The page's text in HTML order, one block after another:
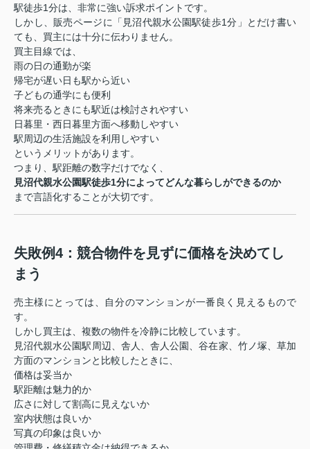
駅徒歩1分は、非常に強い訴求ポイントです。
しかし、販売ページに「見沼代親水公園駅徒歩1分」とだけ書い
ても、買主には十分に伝わりません。
買主目線では、
雨の日の通勤が楽
帰宅が遅い日も駅から近い
子どもの通学にも便利
将来売るときにも駅近は検討されやすい
日暮里・西日暮里方面へ移動しやすい
駅周辺の生活施設を利用しやすい
というメリットがあります。
つまり、駅距離の数字だけでなく、
見沼代親水公園駅徒歩1分によってどんな暮らしができるのか
まで言語化することが大切です。
失敗例4：競合物件を見ずに価格を決めてし
まう
売主様にとっては、自分のマンションが一番良く見えるもので
す。
しかし買主は、複数の物件を冷静に比較しています。
見沼代親水公園駅周辺、舎人、舎人公園、谷在家、竹ノ塚、草加
方面のマンションと比較したときに、
価格は妥当か
駅距離は魅力的か
広さに対して割高に見えないか
室内状態は良いか
写真の印象は良いか